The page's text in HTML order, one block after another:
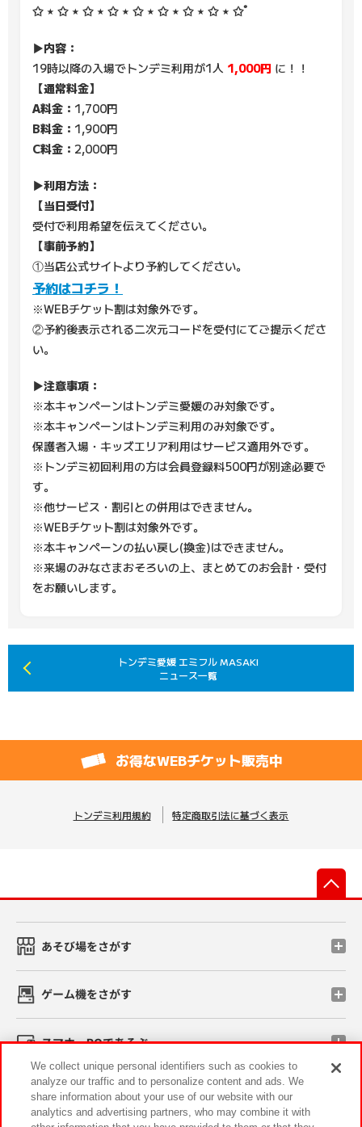
✩ ⋆ ✩ ⋆ ✩ ⋆ ✩ ⋆ ✩ ⋆ ✩ ⋆ ✩ ⋆ ✩ ⋆ ✩ﾟ
▶内容：
19時以降の入場でトンデミ利用が1人 1,000円 に！！
【通常料金】
A料金： 1,700円
B料金： 1,900円
C料金： 2,000円
▶利用方法：
【当日受付】
受付で利用希望を伝えてください。
【事前予約】
①当店公式サイトより予約してください。
予約はコチラ！
※WEBチケット割は対象外です。
②予約後表示される二次元コードを受付にてご提示くださ
い。
▶注意事項：
※本キャンペーンはトンデミ愛媛のみ対象です。
※本キャンペーンはトンデミ利用のみ対象です。
保護者入場・キッズエリア利用はサービス適用外です。
※トンデミ初回利用の方は会員登録料500円が別途必要で
す。
※他サービス・割引との併用はできません。
※WEBチケット割は対象外です。
※本キャンペーンの払い戻し(換金)はできません。
※来場のみなさまおそろいの上、まとめてのお会計・受付
をお願いします。
トンデミ愛媛 エミフル MASAKI
ニュース一覧
お得なWEBチケット販売中
トンデミ利用規約 特定商取引法に基づく表示
あそび場をさがす
ゲーム機をさがす
スマホ・PCであそぶ
イベント・キャンペーン
We collect unique personal identifiers such as cookies to
analyze our traffic and to personalize content and ads. We
share information about your use of our website with our
analytics and advertising partners, who may combine it with